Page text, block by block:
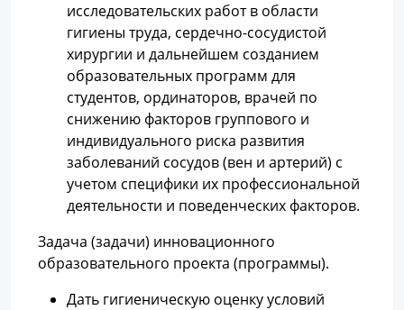
исследовательских работ в области
гигиены труда, сердечно-сосудистой
хирургии и дальнейшем созданием
образовательных программ для
студентов, ординаторов, врачей по
снижению факторов группового и
индивидуального риска развития
заболеваний сосудов (вен и артерий) с
учетом специфики их профессиональной
деятельности и поведенческих факторов.
Задача (задачи) инновационного
образовательного проекта (программы).
Дать гигиеническую оценку условий